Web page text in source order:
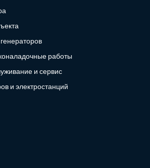
работы
и сервис
и электростанций